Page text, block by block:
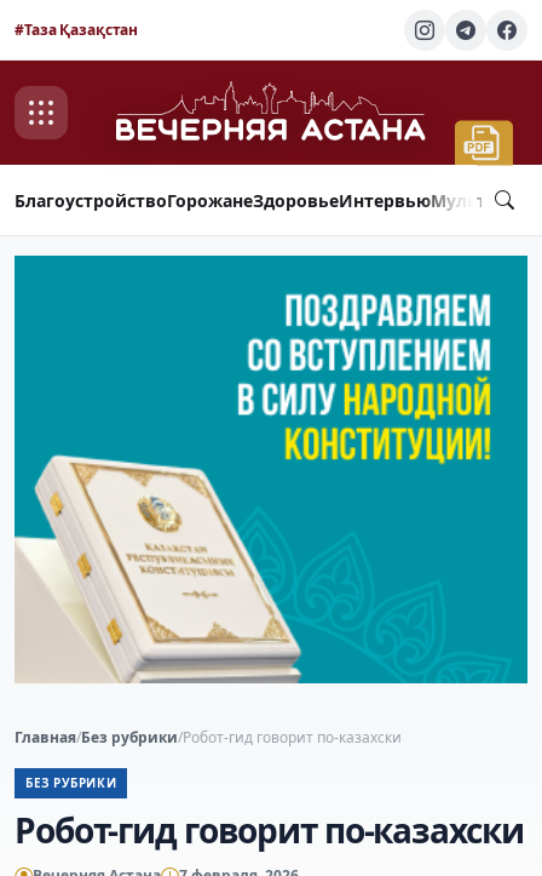
#Таза Қазақстан
БлагоустройствоГорожанеЗдоровьеИнтервью
Главная/Без рубрики/Робот-гид говорит по-казахски
БЕЗ РУБРИКИ
Робот-гид говорит по-казахски